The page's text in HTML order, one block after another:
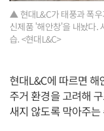
▲ 현대L&C가 태풍과 폭우
신제품 '해안창'을 내놨다.
습. <현대L&C>
현대L&C에 따르면
주거 환경을 고려해
새지 않도록 막아주